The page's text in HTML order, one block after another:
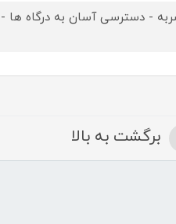
ضربه - دسترسی آسان به
برگشت به بالا